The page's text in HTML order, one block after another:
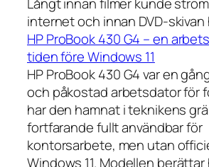
Långt innan filmer kunde
internet och innan DVD-
HP ProBook 430 G4 – en
tiden före Windows 11
HP ProBook 430 G4 var en
och påkostad arbetsdator för
har den hamnat i teknikens
fortfarande fullt användbar för
kontorsarbete, men utan
Windows 11. Modellen